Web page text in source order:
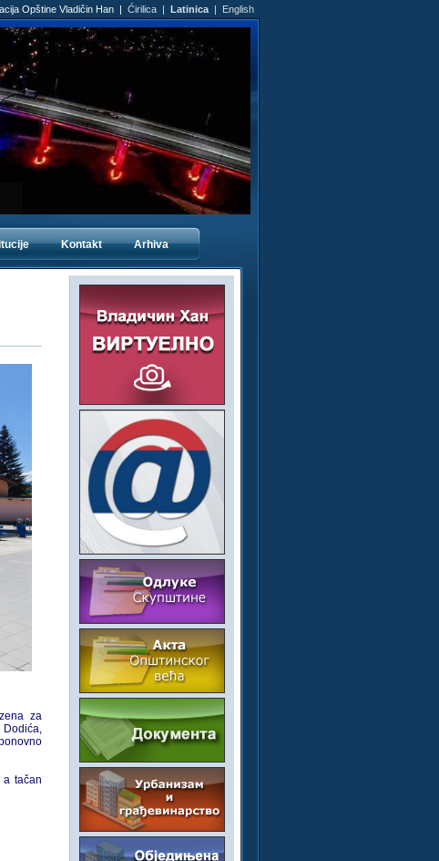
Opštine Vladičin Han | Ćirilica | Latinica | English
Kontakt Arhiva
za
tačan